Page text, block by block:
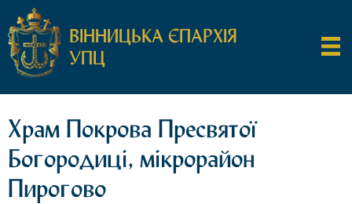
ВІННИЦЬКА ЄПАРХІЯ
УПЦ
Храм Покрова Пресвятої
Богородиці, мікрорайон
Пирогово